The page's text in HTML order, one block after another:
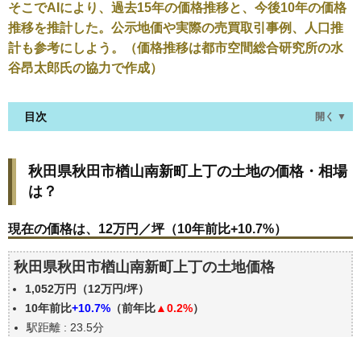
そこでAIにより、過去15年の価格推移と、今後10年の価格
推移を推計した。公示地価や実際の売買取引事例、人口推
計も参考にしよう。（価格推移は都市空間総合研究所の水
谷昂太郎氏の協力で作成）
目次 開く ▼
は？
価格を詳細に分析しよう
秋田県秋田市楢山南新町上丁の土地の過去の売買事
例
公示地価はいくら
エリアの将来性を人口予想から検討しよう
秋田県秋田市楢山南新町上丁の土地の価格・相場
は？
現在の価格は、12万円／坪（10年前比+10.7%）
秋田県秋田市楢山南新町上丁の土地価格
1,052万円（12万円/坪）
10年前比+10.7% （前年比▲0.2%）
駅距離 : 23.5分